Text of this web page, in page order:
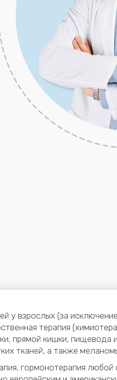
у взрослых (за
терапия
прямой кишки,
тканей, а также
гормонотерапия